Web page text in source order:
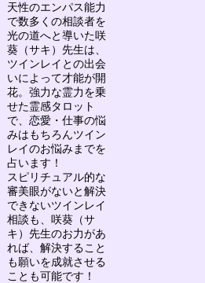
天性のエンパス能力
で数多くの相談者を
光の道へと導いた咲
葵（サキ）先生は、
ツインレイとの出会
いによって才能が開
花。強力な霊力を乗
せた霊感タロット
で、 恋愛・仕事の悩
みはもちろんツイン
レイのお悩みまでを
占います！
スピリチュアル的な
審美眼がないと解決
できないツインレイ
相談も、咲葵（サ
キ）先生のお力があ
れば、解決すること
も願いを成就させる
ことも可能です！